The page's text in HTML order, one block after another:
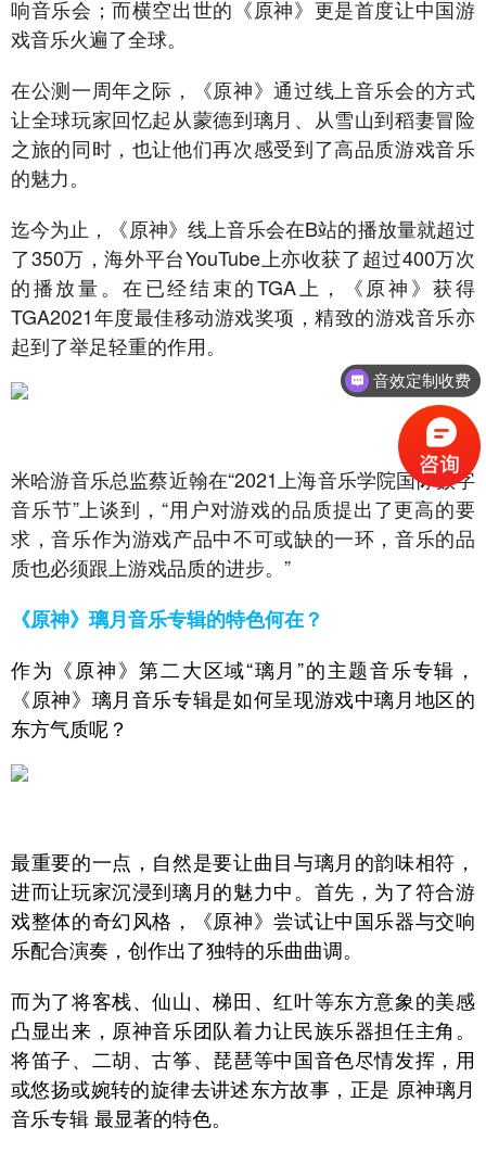
响音乐会；而横空出世的《原神》更是首度让中国游
戏音乐火遍了全球。
在公测一周年之际，《原神》通过线上音乐会的方式
让全球玩家回忆起从蒙德到璃月、从雪山到稻妻冒险
之旅的同时，也让他们再次感受到了高品质游戏音乐
的魅力。
迄今为止，《原神》线上音乐会在B站的播放量就超过
了350万，海外平台YouTube上亦收获了超过400万次
的播放量。在已经结束的TGA上，《原神》获得
TGA2021年度最佳移动游戏奖项，精致的游戏音乐亦
起到了举足轻重的作用。
米哈游音乐总监蔡近翰在“2021上海音乐学院国际数字
音乐节”上谈到，“用户对游戏的品质提出了更高的要
求，音乐作为游戏产品中不可或缺的一环，音乐的品
质也必须跟上游戏品质的进步。”
《原神》璃月音乐专辑的特色何在？
作为《原神》第二大区域“璃月”的主题音乐专辑，
《原神》璃月音乐专辑是如何呈现游戏中璃月地区的
东方气质呢？
最重要的一点，自然是要让曲目与璃月的韵味相符，
进而让玩家沉浸到璃月的魅力中。首先，为了符合游
戏整体的奇幻风格，《原神》尝试让中国乐器与交响
乐配合演奏，创作出了独特的乐曲曲调。
而为了将客栈、仙山、梯田、红叶等东方意象的美感
凸显出来，原神音乐团队着力让民族乐器担任主角。
将笛子、二胡、古筝、琵琶等中国音色尽情发挥，用
或悠扬或婉转的旋律去讲述东方故事，正是 原神璃月
音乐专辑 最显著的特色。
音效定制收费